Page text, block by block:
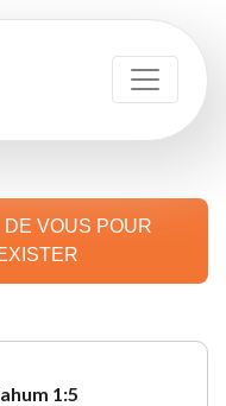
DE VOUS POUR
1:5